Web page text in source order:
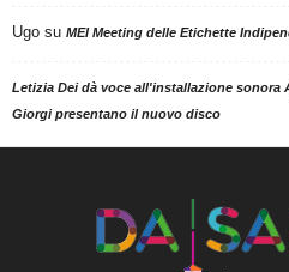
Ugo su MEI Meeting delle Etichette
Letizia Dei dà voce all'installazione sonora
Giorgi presentano il nuovo disco